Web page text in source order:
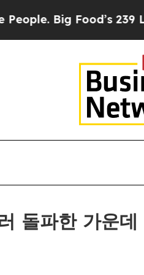
Food’s 239 Lawsuits
파한 가운데